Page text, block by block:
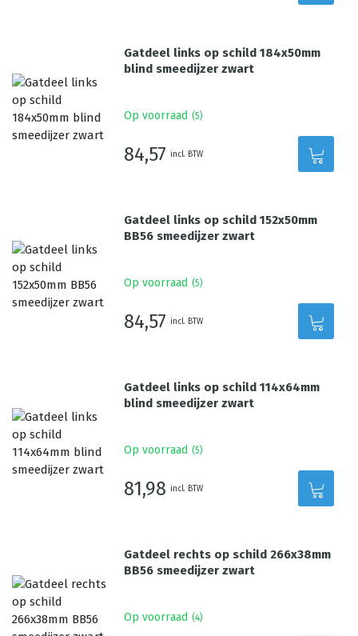
Gatdeel links op schild 184x50mm
blind smeedijzer zwart
Op voorraad (5)
84,57 incl. BTW
Gatdeel links op schild 152x50mm
BB56 smeedijzer zwart
Op voorraad (5)
84,57 incl. BTW
Gatdeel links op schild 114x64mm
blind smeedijzer zwart
Op voorraad (5)
81,98 incl. BTW
Gatdeel rechts op schild 266x38mm
BB56 smeedijzer zwart
Op voorraad (4)